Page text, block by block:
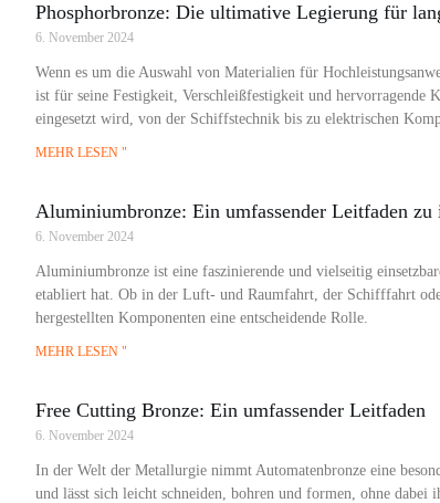
Phosphorbronze: Die ultimative Legierung für
6. November 2024
Wenn es um die Auswahl von Materialien für
ist für seine Festigkeit, Verschleißfestigkeit und hervorragende
eingesetzt wird, von der Schiffstechnik bis zu elektrischen
MEHR LESEN "
Aluminiumbronze: Ein umfassender Leitfaden zu
6. November 2024
Aluminiumbronze ist eine faszinierende und vielseitig
etabliert hat. Ob in der Luft- und Raumfahrt, der Schifffahrt
hergestellten Komponenten eine entscheidende Rolle.
MEHR LESEN "
Free Cutting Bronze: Ein umfassender Leitfaden
6. November 2024
In der Welt der Metallurgie nimmt Automatenbronze eine
und lässt sich leicht schneiden, bohren und formen, ohne